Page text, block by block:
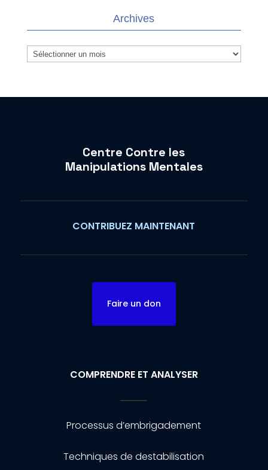
Archives
Archives
Centre Contre les
Manipulations Mentales
CONTRIBUEZ MAINTENANT
Faire un don
COMPRENDRE ET ANALYSER
Processus d’embrigadement
Techniques de destabilisation